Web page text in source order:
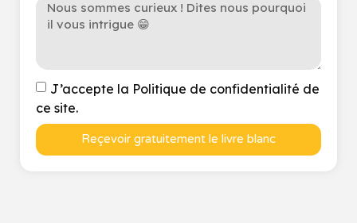
J’accepte la Politique de confidentialité de
ce site.
Reçevoir gratuitement le livre blanc